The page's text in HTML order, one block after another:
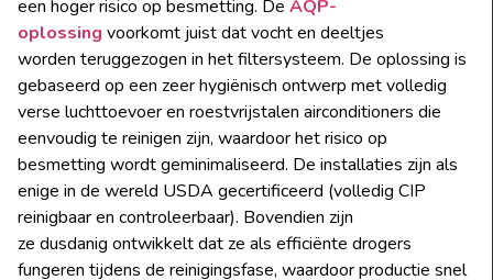
een hoger risico op besmetting. De AQP-
oplossing voorkomt juist dat vocht en deeltjes
worden teruggezogen in het filtersysteem. De oplossing is
gebaseerd op een zeer hygiënisch ontwerp met volledig
verse luchttoevoer en roestvrijstalen airconditioners die
eenvoudig te reinigen zijn, waardoor het risico op
besmetting wordt geminimaliseerd. De installaties zijn als
enige in de wereld USDA gecertificeerd (volledig CIP
reinigbaar en controleerbaar). Bovendien zijn
ze dusdanig ontwikkelt dat ze als efficiënte drogers
fungeren tijdens de reinigingsfase, waardoor productie snel